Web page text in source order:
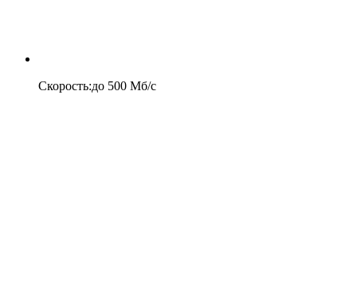
Скорость:до 500 Мб/c